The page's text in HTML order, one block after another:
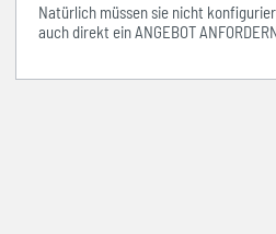
Natürlich müssen sie nicht
auch direkt ein ANGEBOT